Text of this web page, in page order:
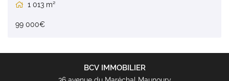
 1 013 m²
99 000€
BCV IMMOBILIER